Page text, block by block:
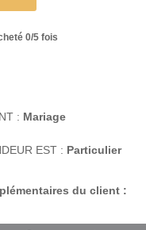
0/5fois
: Mariage
EST : Particulier
du client :